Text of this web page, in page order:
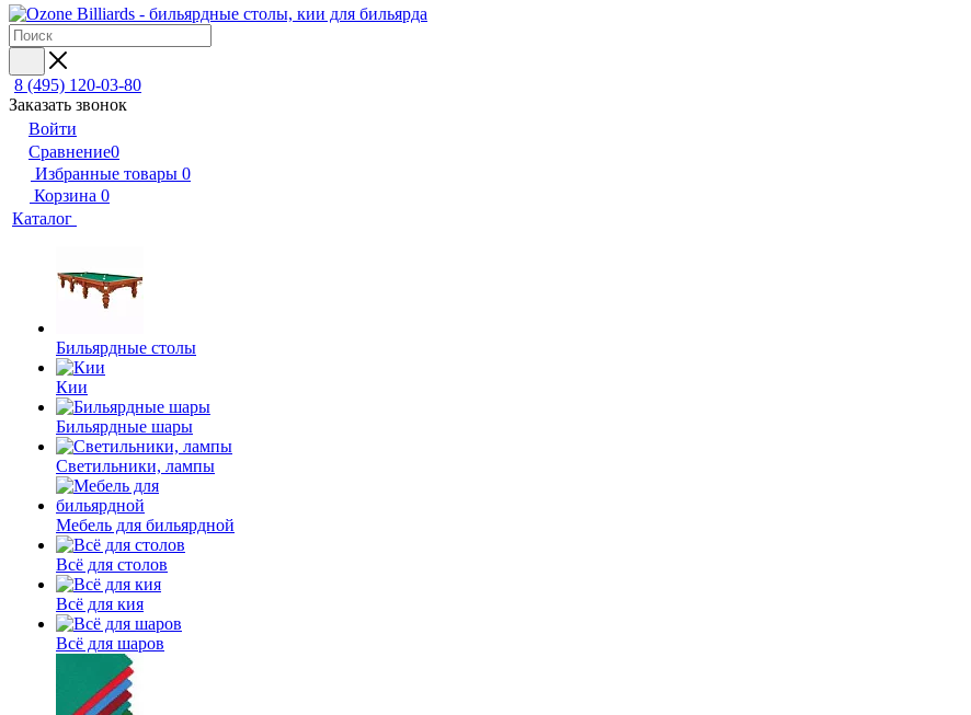
8 (495) 120-03-80
Заказать звонок
Войти
Сравнение0
Избранные товары 0
Корзина 0
Каталог
Бильярдные столы
Кии
Бильярдные шары
Светильники, лампы
Мебель для бильярдной
Всё для столов
Всё для кия
Всё для шаров